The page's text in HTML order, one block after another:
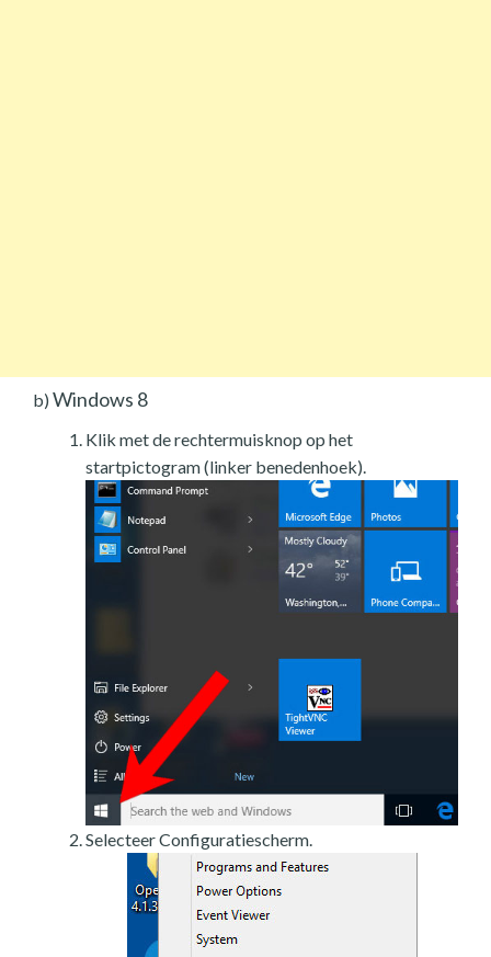
b) Windows 8
Klik met de rechtermuisknop op het
startpictogram (linker benedenhoek).
Selecteer Configuratiescherm.